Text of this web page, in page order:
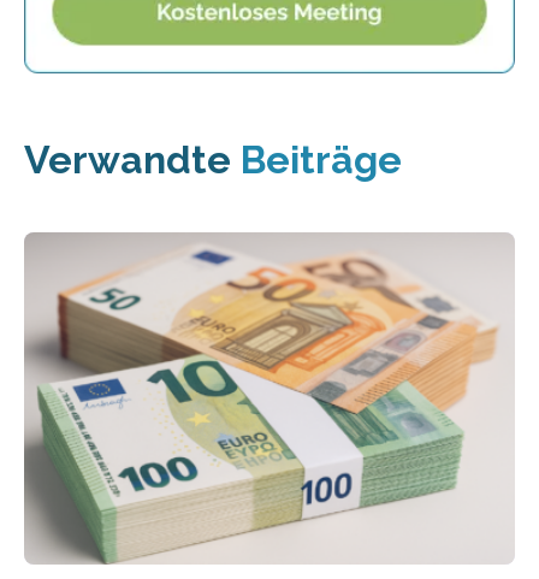
Verwandte Beiträge